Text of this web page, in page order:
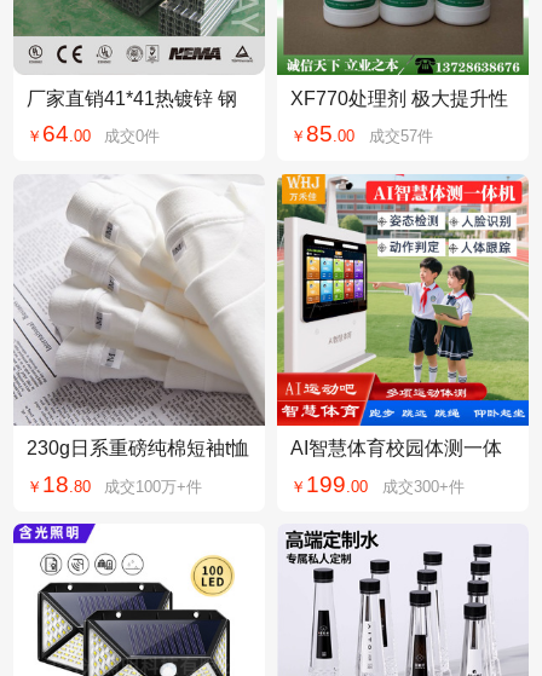
厂家直销41*41热镀锌 钢
￥ 64.00 成交0件
XF770处理剂 极大提升性
理剂 一天发货
￥85.00 成交57件
230g日系重磅纯棉短袖t恤
潮牌ins批发货源
￥ 18 80 成交100万+件
AI智慧体育校园体测一体
仰卧起坐智能方案
￥ 199 .00 成交300+件